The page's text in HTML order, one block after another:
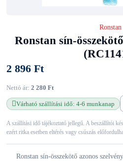
Ronstan
Ronstan sín-
2 896 Ft
Nettó ár: 2 280 Ft
Várható szállítási idő: 4-6 munkanap
A szállítási idő tájékoztató jellegű. A beszállítói
ezért ritka esetben eltérés vagy csúszás
Ronstan sín-összekötő azonos